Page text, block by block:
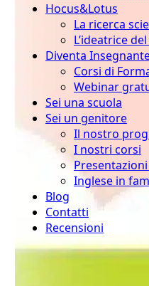
Hocus&Lotus
La ricerca
L’ideatrice
Diventa
Corsi di
Webinar
Sei una scuola
Sei un genitore
Il nostro
I nostri corsi
Inglese in
Blog
Contatti
Recensioni